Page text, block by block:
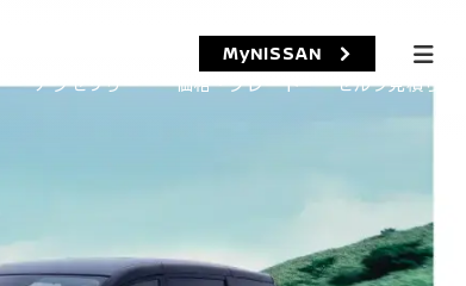
MyNISSAN
アクセサリー 価格・グレード セルフ見積り​